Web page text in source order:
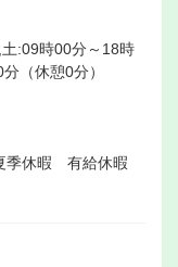
:09時00分～18時
（休憩0分）
季休暇 有給休暇